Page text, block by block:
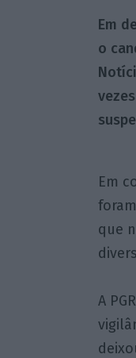
Em
o
Em
que
A